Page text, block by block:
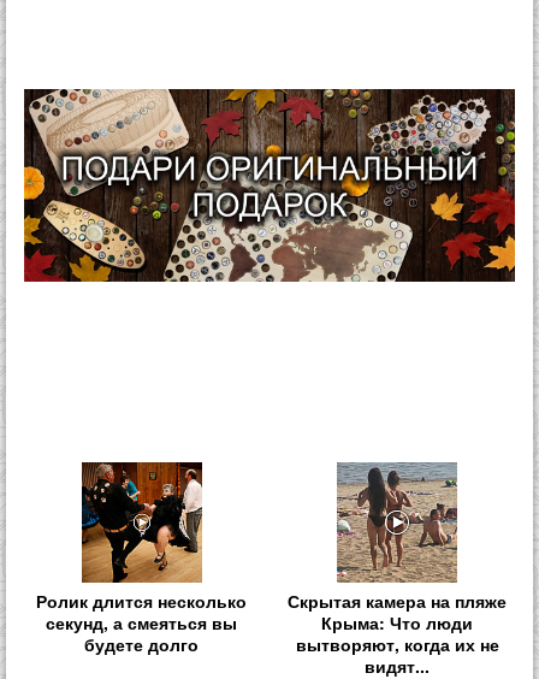
Ролик длится несколько
секунд, а смеяться вы
будете долго
Скрытая камера на пляже
Крыма: Что люди
вытворяют, когда их не
видят...